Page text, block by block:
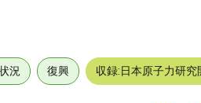
況 復興 収録:日本原子力研